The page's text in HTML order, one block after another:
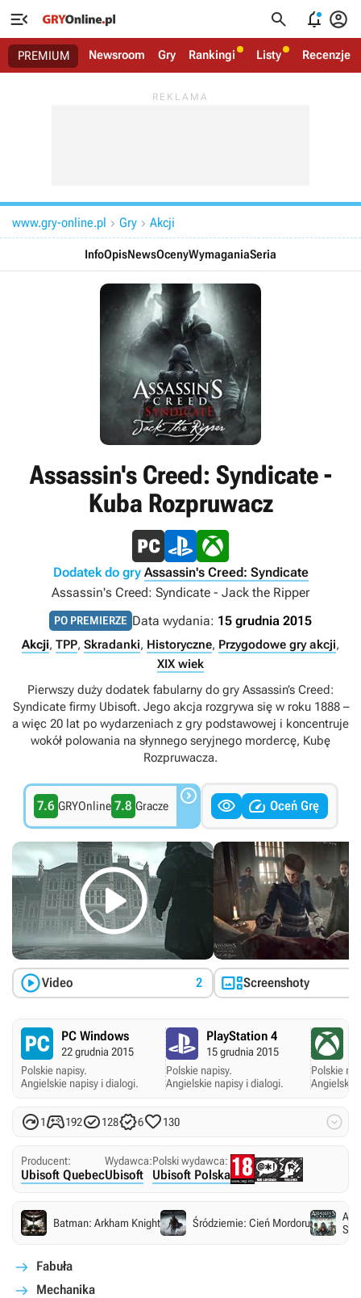
   
PREMIUM Newsroom Gry Rankingi Listy Recenzje
www.gry-online.pl  Gry  Akcji
InfoOpisNewsOcenyWymaganiaSeria
Assassin's Creed: Syndicate -
Kuba Rozpruwacz
Dodatek do gry Assassin's Creed: Syndicate
Assassin's Creed: Syndicate - Jack the Ripper
PO PREMIERZE Data wydania: 15 grudnia 2015
Akcji, TPP, Skradanki, Historyczne, Przygodowe gry akcji,
XIX wiek
Pierwszy duży dodatek fabularny do gry Assassin’s Creed:
Syndicate firmy Ubisoft. Jego akcja rozgrywa się w roku 1888 –
a więc 20 lat po wydarzeniach z gry podstawowej i koncentruje
wokół polowania na słynnego seryjnego mordercę, Kubę
Rozpruwacza.
7.6 GRYOnline 7.8 Gracze    Oceń Grę

Video 2 Screenshoty
PC Windows
22 grudnia 2015
Polskie napisy.
Angielskie napisy i dialogi.
PlayStation 4
15 grudnia 2015
Polskie napisy.
Angielskie napisy i dialogi.
Polskie
Angielskie
11921286130 
Producent:
Ubisoft Quebec
Wydawca:
Ubisoft
Polski wydawca:
Ubisoft Polska
Batman: Arkham Knight Śródziemie: Cień Mordoru
Fabuła
Mechanika